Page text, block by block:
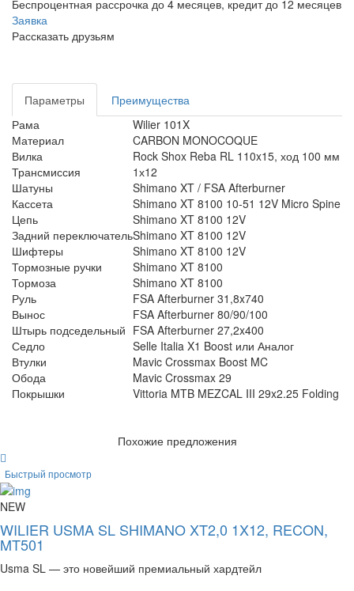
Беспроцентная рассрочка до 4 месяцев, кредит до 12 месяцев
Заявка
Рассказать друзьям
Параметры
Преимущества
Рама
Wilier 101X
Материал
CARBON MONOCOQUE
Вилка
Rock Shox Reba RL 110x15, ход 100 мм
Трансмиссия
1х12
Шатуны
Shimano XT / FSA Afterburner
Кассета
Shimano XT 8100 10-51 12V Micro Spine
Цепь
Shimano XT 8100 12V
Задний переключательShimano XT 8100 12V
Шифтеры
Shimano XT 8100 12V
Тормозные ручки
Shimano XT 8100
Тормоза
Shimano XT 8100
Руль
FSA Afterburner 31,8x740
Вынос
FSA Afterburner 80/90/100
Штырь подседельный FSA Afterburner 27,2x400
Седло
Selle Italia X1 Boost или Аналог
Втулки
Mavic Crossmax Boost MC
Обода
Mavic Crossmax 29
Покрышки
Vittoria MTB MEZCAL III 29x2.25 Folding
Похожие предложения
Быстрый просмотр
NEW
WILIER USMA SL SHIMANO XT2,0 1X12, RECON,
MT501
Usma SL — это новейший премиальный хардтейл